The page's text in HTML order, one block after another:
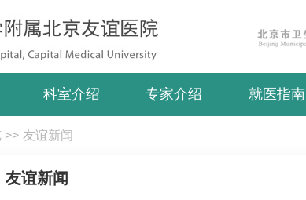
科室介绍 专家介绍 就医指南
>> 友谊新闻
友谊新闻